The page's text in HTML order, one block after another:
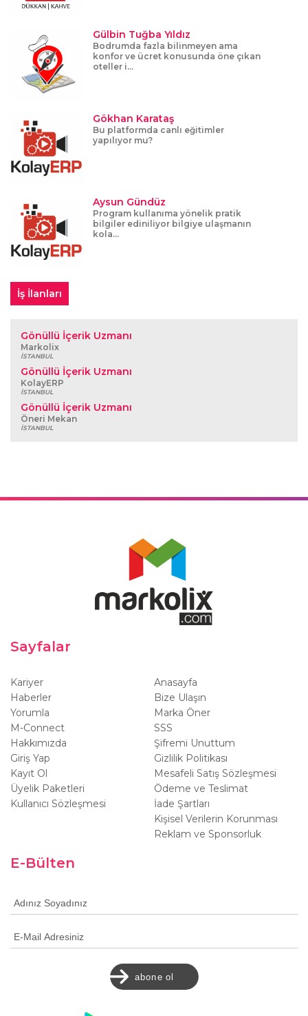
Gülbin Tuğba Yıldız
Bodrumda fazla bilinmeyen ama
konfor ve ücret konusunda öne çıkan
oteller i...
Gökhan Karataş
Bu platformda canlı eğitimler
yapılıyor mu?
Aysun Gündüz
Program kullanıma yönelik pratik
bilgiler ediniliyor bilgiye ulaşmanın
kola...
İş İlanları
Gönüllü İçerik Uzmanı
Markolix
İSTANBUL
Gönüllü İçerik Uzmanı
KolayERP
İSTANBUL
Gönüllü İçerik Uzmanı
Öneri Mekan
İSTANBUL
Sayfalar
Kariyer
Haberler
Yorumla
M-Connect
Hakkımızda
Giriş Yap
Kayıt Ol
Üyelik Paketleri
Kullanıcı Sözleşmesi
Anasayfa
Bize Ulaşın
Marka Öner
SSS
Şifremi Unuttum
Gizlilik Politikası
Mesafeli Satış Sözleşmesi
Ödeme ve Teslimat
İade Şartları
Kişisel Verilerin Korunması
Reklam ve Sponsorluk
E-Bülten
abone ol